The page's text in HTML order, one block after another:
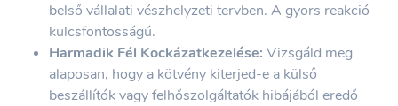
belső vállalati vészhelyzeti tervben. A gyors reakció
kulcsfontosságú.
Harmadik Fél Kockázatkezelése: Vizsgáld meg
alaposan, hogy a kötvény kiterjed-e a külső
beszállítók vagy felhőszolgáltatók hibájából eredő